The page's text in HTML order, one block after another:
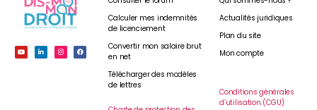
Calculer mes indemnités
de licenciement
Convertir mon salaire brut
en net
Télécharger des modèles
de lettres
Actualités juridiques
Plan du site
Mon compte
Conditions générales
d’utilisation (CGU)